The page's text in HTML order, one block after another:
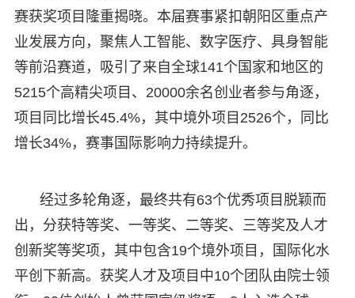
赛获奖项目隆重揭晓。本届赛事紧扣朝阳区重点产
业发展方向，聚焦人工智能、数字医疗、具身智能
等前沿赛道，吸引了来自全球141个国家和地区的
5215个高精尖项目、20000余名创业者参与角逐，
项目同比增长45.4%，其中境外项目2526个，同比
增长34%，赛事国际影响力持续提升。
经过多轮角逐，最终共有63个优秀项目脱颖而
出，分获特等奖、一等奖、二等奖、三等奖及人才
创新奖等奖项，其中包含19个境外项目，国际化水
平创下新高。获奖人才及项目中10个团队由院士领